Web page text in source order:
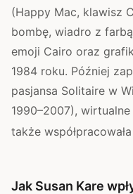
(Happy Mac, klawisz
bombę, wiadro z
emoji Cairo oraz
1984 roku. Później
pasjansa Solitaire w
1990–2007),
także
Jak Susan Kare